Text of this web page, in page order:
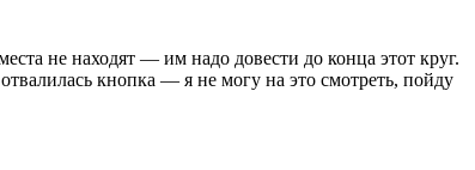
не находят — им надо довести до конца этот круг.
кнопка — я не могу на это смотреть, пойду